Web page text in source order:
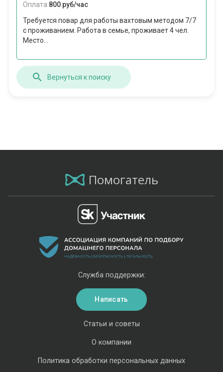
Оплата:800 руб/час
Требуется повар для работы вахтовым методом 7/7
с проживанием. Работа в семье, проживает 4 чел.
Место...
Вернуться к поиску
Помогатель
Статьи и советы
О компании
Политика обработки персональных данных
Служба поддержки:
Написать